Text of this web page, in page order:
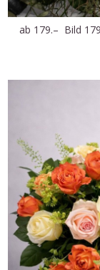
ab 179.– Bild